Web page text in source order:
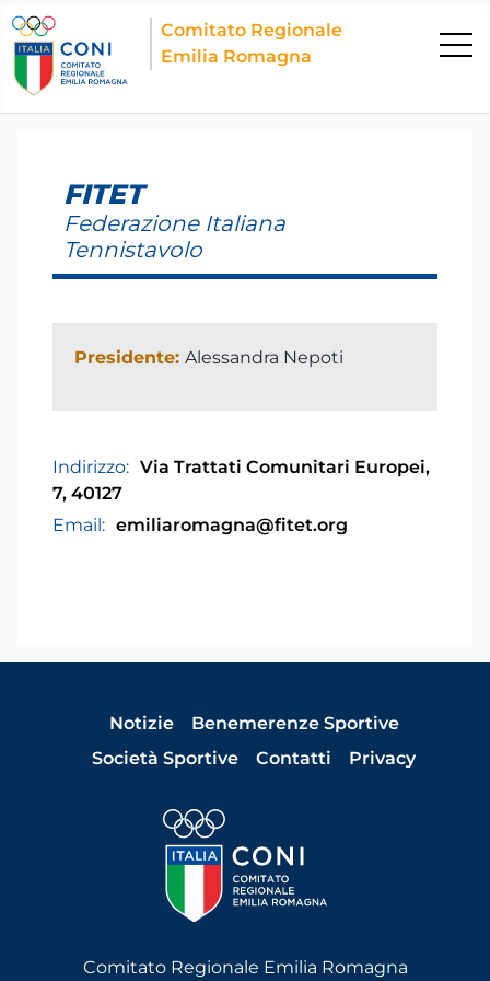
Comitato Regionale
Emilia Romagna
FITET
Federazione Italiana
Tennistavolo
Presidente: Alessandra Nepoti
Indirizzo: Via Trattati Comunitari Europei,
7, 40127
Email: emiliaromagna@fitet.org
Notizie
Benemerenze Sportive
Società Sportive
Contatti Privacy
Comitato Regionale Emilia Romagna